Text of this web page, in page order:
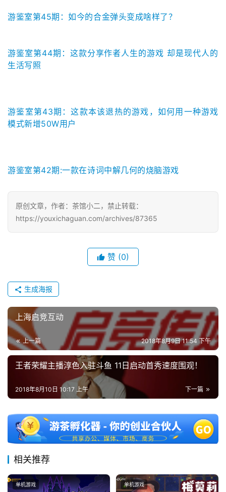
休
戏
2
5
第
届
茶
奖
3
0
日
游
会
上
游鉴室第45期：如今的合金弹头变成啥样了？
游鉴室第44期：这款分享作者人生的游戏 却是现代人的
生活写照
游鉴室第43期：这款本该退热的游戏，如何用一种游戏
模式新增50W用户
游鉴室第42期:一款在诗词中解几何的烧脑游戏
原创文章，作者：茶馆小二，禁止转载：
https://youxichaguan.com/archives/87365
赞 (0)
生成海报
上海启竞互动
上一篇 2018年8月9日 11:54 下午
王者荣耀主播淳色入驻斗鱼 11日启动首秀速度围观！
下一篇
2018年8月10日 10:17 上午
相关推荐
单机游戏 单机游戏